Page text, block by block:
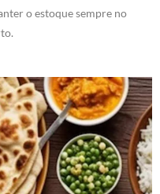
o estoque sempre no